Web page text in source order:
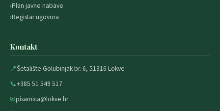
Plan javne nabave
Registar ugovora
Kontakt
📍Šetalište Golubinjak br. 6, 51316 Lokve
📞+385 51 549 517
✉pisarnica@lokve.hr